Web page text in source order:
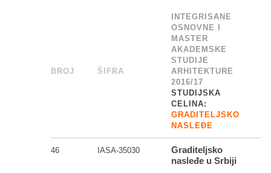
BROJ ŠIFRA
INTEGRISANE
OSNOVNE I
MASTER
AKADEMSKE
STUDIJE
ARHITEKTURE
2016/17
STUDIJSKA
CELINA:
GRADITELJSKO
NASLEĐE
46 IASA-35030
Graditeljsko
nasleđe u Srbiji